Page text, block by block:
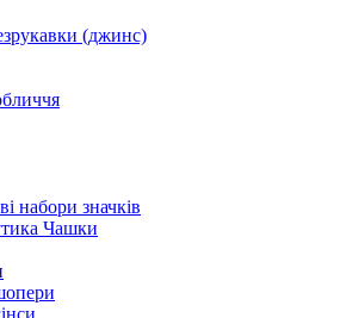
(джинс)
набори значків
Чашки